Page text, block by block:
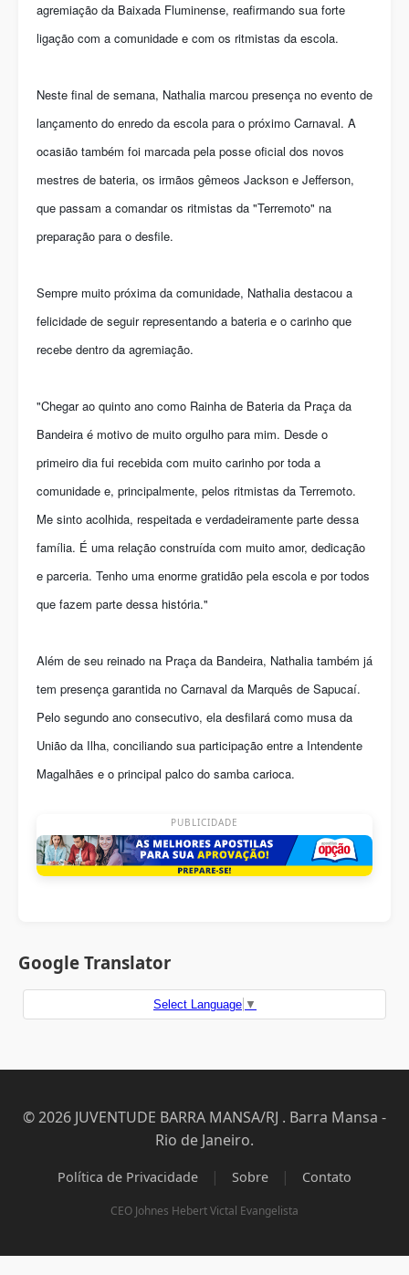
agremiação da Baixada Fluminense, reafirmando sua forte
ligação com a comunidade e com os ritmistas da escola.
Neste final de semana, Nathalia marcou presença no evento de
lançamento do enredo da escola para o próximo Carnaval. A
ocasião também foi marcada pela posse oficial dos novos
mestres de bateria, os irmãos gêmeos Jackson e Jefferson,
que passam a comandar os ritmistas da "Terremoto" na
preparação para o desfile.
Sempre muito próxima da comunidade, Nathalia destacou a
felicidade de seguir representando a bateria e o carinho que
recebe dentro da agremiação.
"Chegar ao quinto ano como Rainha de Bateria da Praça da
Bandeira é motivo de muito orgulho para mim. Desde o
primeiro dia fui recebida com muito carinho por toda a
comunidade e, principalmente, pelos ritmistas da Terremoto.
Me sinto acolhida, respeitada e verdadeiramente parte dessa
família. É uma relação construída com muito amor, dedicação
e parceria. Tenho uma enorme gratidão pela escola e por todos
que fazem parte dessa história."
Além de seu reinado na Praça da Bandeira, Nathalia também já
tem presença garantida no Carnaval da Marquês de Sapucaí.
Pelo segundo ano consecutivo, ela desfilará como musa da
União da Ilha, conciliando sua participação entre a Intendente
Magalhães e o principal palco do samba carioca.
PUBLICIDADE
Google Translator
Select Language ▼
© 2026 JUVENTUDE BARRA MANSA/RJ . Barra Mansa -
Rio de Janeiro.
Política de Privacidade | Sobre | Contato
CEO Johnes Hebert Victal Evangelista